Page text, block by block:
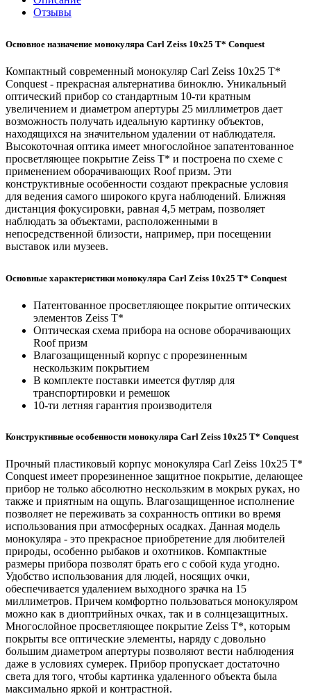
Отзывы
Основное назначение монокуляра Carl Zeiss 10x25 T* Conquest
Компактный современный монокуляр Carl Zeiss 10x25 T*
Conquest - прекрасная альтернатива биноклю. Уникальный
оптический прибор со стандартным 10-ти кратным
увеличением и диаметром апертуры 25 миллиметров дает
возможность получать идеальную картинку объектов,
находящихся на значительном удалении от наблюдателя.
Высокоточная оптика имеет многослойное запатентованное
просветляющее покрытие Zeiss T* и построена по схеме с
применением оборачивающих Roof призм. Эти
конструктивные особенности создают прекрасные условия
для ведения самого широкого круга наблюдений. Ближняя
дистанция фокусировки, равная 4,5 метрам, позволяет
наблюдать за объектами, расположенными в
непосредственной близости, например, при посещении
выставок или музеев.
Основные характеристики монокуляра Carl Zeiss 10x25 T* Conquest
Патентованное просветляющее покрытие оптических
элементов Zeiss T*
Оптическая схема прибора на основе оборачивающих
Roof призм
Влагозащищенный корпус с прорезиненным
нескользким покрытием
В комплекте поставки имеется футляр для
транспортировки и ремешок
10-ти летняя гарантия производителя
Конструктивные особенности монокуляра Carl Zeiss 10x25 T* Conquest
Прочный пластиковый корпус монокуляра Carl Zeiss 10x25 T*
Conquest имеет прорезиненное защитное покрытие, делающее
прибор не только абсолютно нескользким в мокрых руках, но
также и приятным на ощупь. Влагозащищенное исполнение
позволяет не переживать за сохранность оптики во время
использования при атмосферных осадках. Данная модель
монокуляра - это прекрасное приобретение для любителей
природы, особенно рыбаков и охотников. Компактные
размеры прибора позволят брать его с собой куда угодно.
Удобство использования для людей, носящих очки,
обеспечивается удалением выходного зрачка на 15
миллиметров. Причем комфортно пользоваться монокуляром
можно как в диоптрийных очках, так и в солнцезащитных.
Многослойное просветляющее покрытие Zeiss T*, которым
покрыты все оптические элементы, наряду с довольно
большим диаметром апертуры позволяют вести наблюдения
даже в условиях сумерек. Прибор пропускает достаточно
света для того, чтобы картинка удаленного объекта была
максимально яркой и контрастной.